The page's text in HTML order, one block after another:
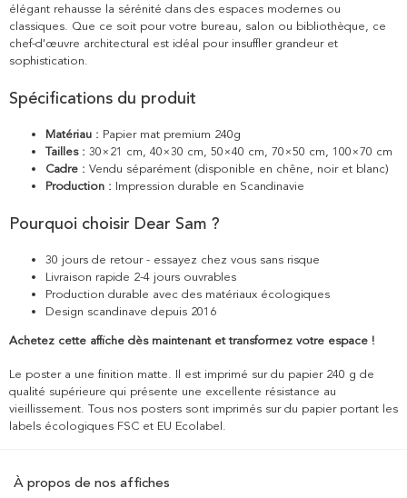
élégant rehausse la sérénité dans des espaces modernes ou
classiques. Que ce soit pour votre bureau, salon ou bibliothèque, ce
chef-d'œuvre architectural est idéal pour insuffler grandeur et
sophistication.
Spécifications du produit
Matériau : Papier mat premium 240g
Tailles : 30×21 cm, 40×30 cm, 50×40 cm, 70×50 cm, 100×70 cm
Cadre : Vendu séparément (disponible en chêne, noir et blanc)
Production : Impression durable en Scandinavie
Pourquoi choisir Dear Sam ?
30 jours de retour - essayez chez vous sans risque
Livraison rapide 2-4 jours ouvrables
Production durable avec des matériaux écologiques
Design scandinave depuis 2016
Achetez cette affiche dès maintenant et transformez votre espace !
Le poster a une finition matte. Il est imprimé sur du papier 240 g de
qualité supérieure qui présente une excellente résistance au
vieillissement. Tous nos posters sont imprimés sur du papier portant les
labels écologiques FSC et EU Ecolabel.
À propos de nos affiches